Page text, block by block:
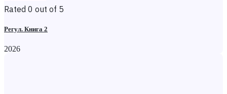
Rated 0 out of 5
Регул. Книга 2
2026